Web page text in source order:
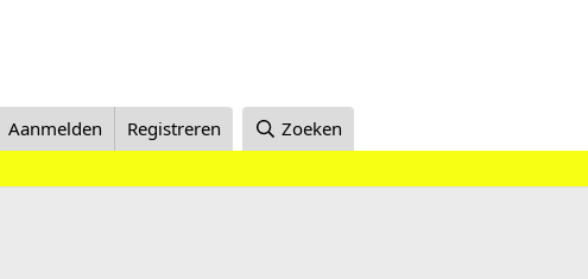
Aanmelden Registreren Zoeken